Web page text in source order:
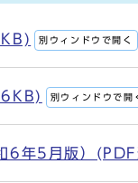
別ウィンドウで開く
別ウィンドウで開
6年5月版）